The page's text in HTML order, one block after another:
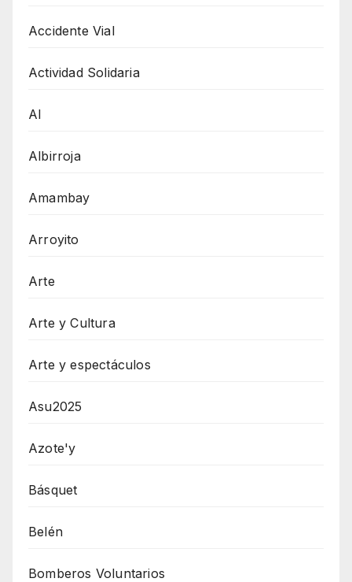
Accidente Vial
Actividad Solidaria
AI
Albirroja
Amambay
Arroyito
Arte
Arte y Cultura
Arte y espectáculos
Asu2025
Azote'y
Básquet
Belén
Bomberos Voluntarios